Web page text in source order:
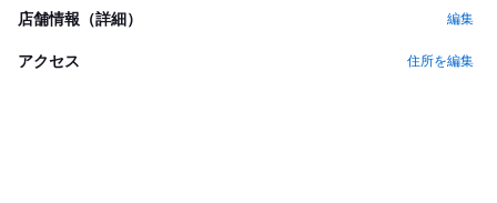
店舗情報（詳細） 編集
アクセス 住所を編集